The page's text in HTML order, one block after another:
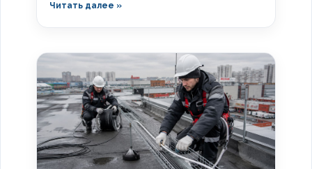
несоответствию нормам. Разберём, какой
как легитимно подобрать оборудование по
ГОСТ и техническим регламентам.
Читать далее »